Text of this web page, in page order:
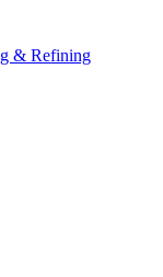
& Refining